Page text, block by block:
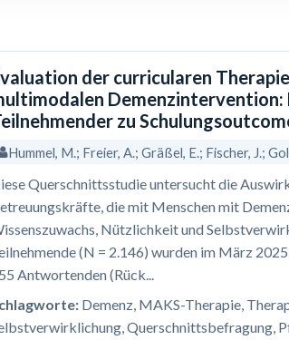
der curricularen
zu
Hummel, M.; Freier, A.; Gräßel, E.; Fischer, J.;
Querschnittsstudie untersucht die
die mit Menschen mit
Nützlichkeit und
(N = 2.146) wurden im März
Antwortenden (Rück...
Demenz, MAKS-Therapie,
Querschnittsbefragung,